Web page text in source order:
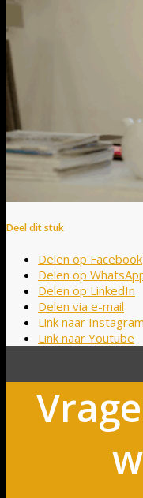
Deel dit stuk
Delen op Facebook
Delen op
Delen op LinkedIn
Delen via e-mail
Link naar Instagram
Link naar Youtube